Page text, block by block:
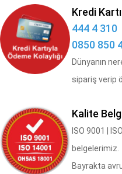
Kredi
444 4 310
0850 850
Dünyanın
sipariş verip
Kalite
​ISO 9001 |
belgelerimiz.
Bayrakta